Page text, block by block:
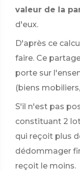
valeur de la
d'eux.
D'après ce
faire. Ce
porte sur
(biens
S'il n'est pas
constituant 2
qui reçoit plus
dédommager
reçoit le moins.